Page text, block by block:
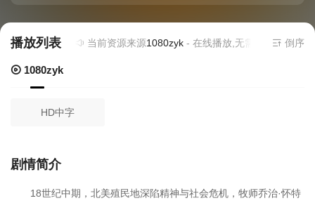
播放列表 当前资源来源1080zyk- 在线播放,无需安装播放器倒序
1080zyk
HD中字
剧情简介
18世纪中期，北美殖民地深陷精神与社会危机，牧师乔治·怀特